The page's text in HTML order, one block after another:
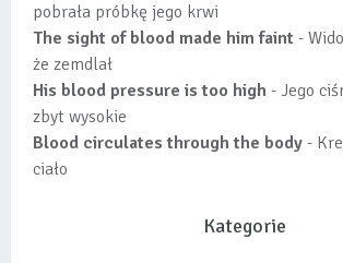
pobrała próbkę jego krwi
The sight of blood made him faint -
że zemdlał
His blood pressure is too high - Jego
zbyt wysokie
Blood circulates through the body -
ciało
Kategorie